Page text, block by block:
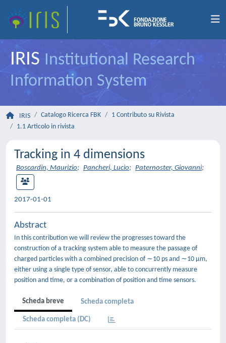
IRIS Institutional Research
Information System
IRIS Catalogo Ricerca FBK
1 Contributo su Rivista
1.1 Articolo in rivista
Tracking in 4 dimensions
Boscardin, Maurizio; Pancheri, Lucio; Paternoster, Giovanni;
2017-01-01
Abstract
In this contribution we will review the progresses toward the
construction of a tracking system able to measure the passage of
charged particles with a combined precision of ∼10 ps and ∼10 μm,
either using a single type of sensor, able to concurrently measure
position and time, or a combination of position and time sensors.
Scheda breve Scheda completa
Scheda completa (DC)